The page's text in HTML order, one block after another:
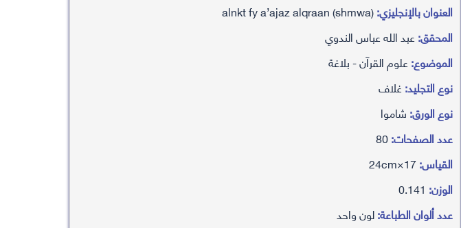
العنوان بالإنجليزي:alnkt fy a’ajaz alqraan (shmwa)
المحقق:عبد الله عباس الندوي
الموضوع:علوم القرآن - بلاغة
نوع التجليد:غلاف
نوع الورق:شاموا
عدد الصفحات:80
القياس:17×24cm
الوزن:
عدد ألوان الطباعة:لون واحد